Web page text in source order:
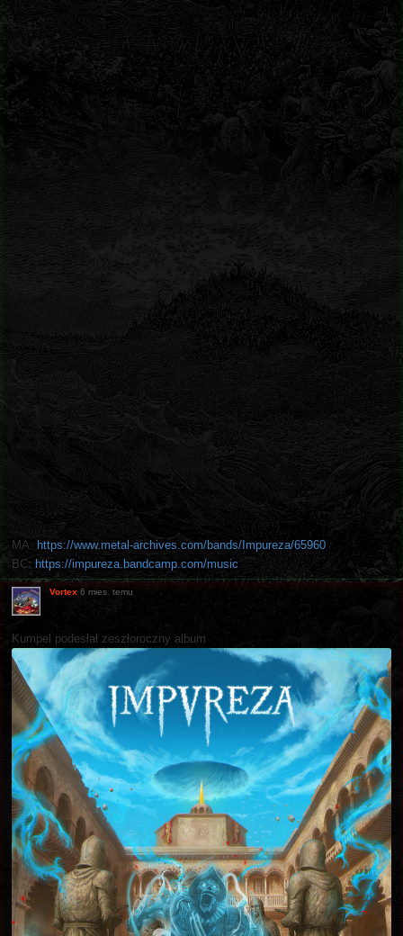
MA: https://www.metal-archives.com/bands/Impureza/65960
BC: https://impureza.bandcamp.com/music
Vortex 6 mies. temu
Kumpel podesłał zeszłoroczny album